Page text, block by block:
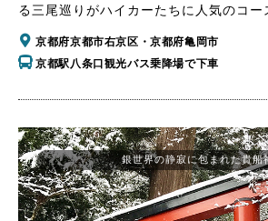
る三尾巡りがハイカーたちに人気のコー
京都府京都市右京区・京都府亀岡市
京都駅八条口観光バス乗降場で下車
銀世界の静寂に包まれた貴船